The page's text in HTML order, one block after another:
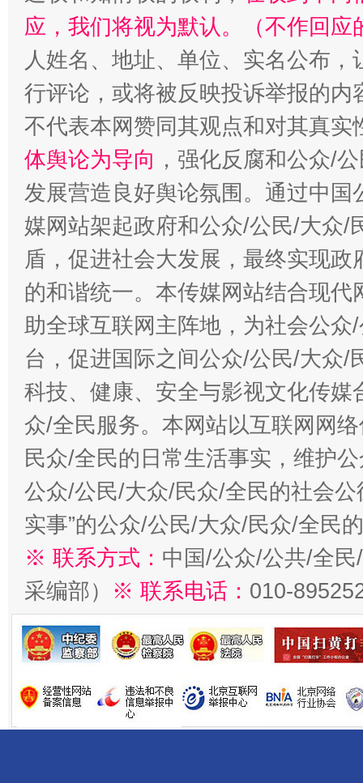
“蜀中异人”王建安的艺术幻境
应，我们将视为默认。（不作回应
人姓名、地址、单位、实名公布
行评论，或将被反映投诉举报的
不代表本网赞同其观点和对其真实
体舆论为导向 ，强化反腐和公众/
发展营造良好舆论氛围。通过中
媒网站架起政府和公众/公民/大众/
盾，促进社会大发展，最终实现
的和谐统一。本传媒网站结合现
助全球互联网主阵地，为社会公
台，促进国际之间公众/公民/大众/
科技、健康、安全与影视文化传
众/全民服务。本网站以互联网网
民众/全民的日常生活事实，维护
公众/公民/大众/民众/全民的社会公
实事”的公众/公民/大众/民众/全民
※ 联系方式： 中国/公众/公共/全
采编部） ※ 联系电话： 010-